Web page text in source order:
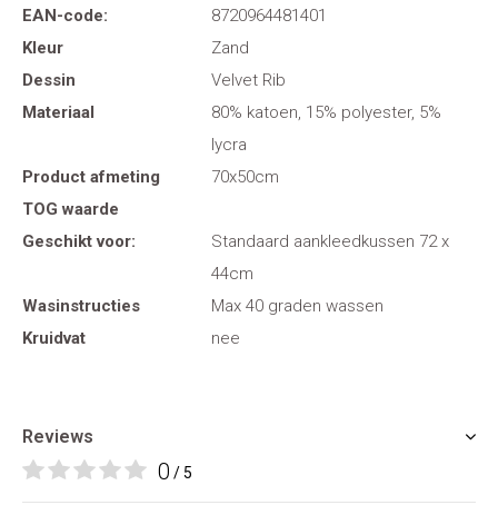
EAN-code:
8720964481401
Kleur
Zand
Dessin
Velvet Rib
Materiaal
80% katoen, 15% polyester, 5%
lycra
Product afmeting
70x50cm
TOG waarde
Geschikt voor:
Standaard aankleedkussen 72 x
44cm
Wasinstructies
Max 40 graden wassen
Kruidvat
nee
Reviews
0 / 5